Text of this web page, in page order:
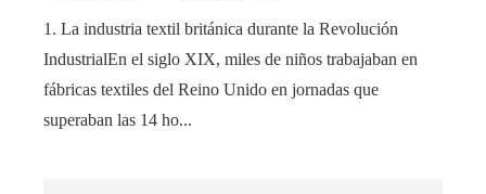
1. La industria textil británica durante la Revolución
IndustrialEn el siglo XIX, miles de niños trabajaban en
fábricas textiles del Reino Unido en jornadas que
superaban las 14 ho...